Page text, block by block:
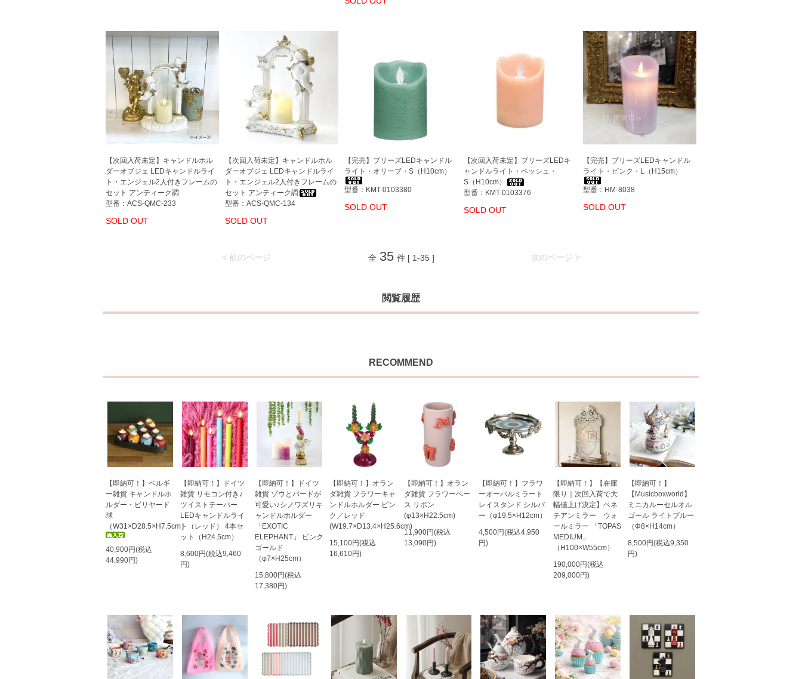
【次回入荷未定】キャンドルホル
ダーオブジェ LEDキャンドルライ
ト・エンジェル2人付きフレームの
セット アンティーク調
型番：ACS-QMC-233
SOLD OUT
【次回入荷未定】キャンドルホル
ダーオブジェ LEDキャンドルライ
ト・エンジェル2人付きフレームの
セット アンティーク調
型番：ACS-QMC-134
SOLD OUT
【完売】ブリーズLEDキャンドル
ライト・オリーブ・S（H10cm）
型番：KMT-0103380
SOLD OUT
【次回入荷未定】ブリーズLEDキ
ャンドルライト・ペッシュ・
S（H10cm）
型番：KMT-0103376
SOLD OUT
【完売】ブリーズLEDキャンドル
ライト・ピンク・L（H15cm）
型番：HM-8038
SOLD OUT
< 前のページ 次のページ >
全 35 件 [ 1-35 ]
閲覧履歴
RECOMMEND
【即納可！】ベルギ
ー雑貨 キャンドルホ
ルダー・ビリヤード
球
（W31×D28.5×H7.5cm）
40,900円(税込
44,990円)
【即納可！】ドイツ
雑貨 リモコン付き♪
ツイストテーパー
LEDキャンドルライ
ト（レッド） 4本セ
ット（H24.5cm）
8,600円(税込9,460
円)
【即納可！】ドイツ
雑貨 ゾウとバードが
可愛い♪シノワズリキ
ャンドルホルダー
「EXOTIC
ELEPHANT」 ピンク
ゴールド
（φ7×H25cm）
15,800円(税込
17,380円)
【即納可！】オラン
ダ雑貨 フラワーキャ
ンドルホルダー ピン
ク／レッド
(W19.7×D13.4×H25.6cm)
15,100円(税込
16,610円)
【即納可！】オラン
ダ雑貨 フラワーベー
ス リボン
(φ13×H22.5cm)
11,900円(税込
13,090円)
【即納可！】フラワ
ーオーバルミラート
レイスタンド シルバ
ー（φ19.5×H12cm）
4,500円(税込4,950
円)
【即納可！】【在庫
限り｜次回入荷で大
幅値上げ決定】ベネ
チアンミラー ウォ
ールミラー 「TOPAS
MEDIUM」
（H100×W55cm）
190,000円(税込
209,000円)
【即納可！】
【Musicboxworld】
ミニカルーセルオル
ゴール ライトブルー
（Φ8×H14cm）
8,500円(税込9,350
円)